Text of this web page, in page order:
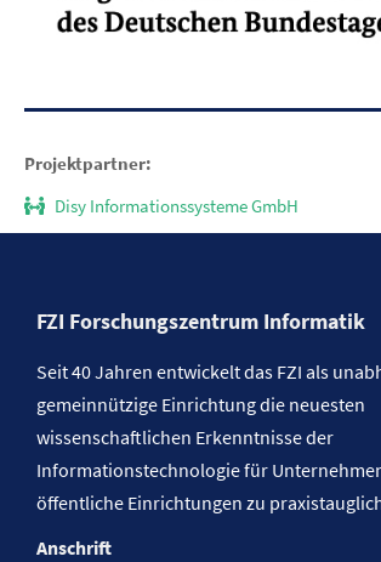
Projektpartner:
Disy Informationssysteme GmbH
FZI Forschungszentrum Informatik
Seit 40 Jahren entwickelt das FZI als
gemeinnützige Einrichtung die neuesten
wissenschaftlichen Erkenntnisse der
Informationstechnologie für
öffentliche Einrichtungen zu
Anschrift